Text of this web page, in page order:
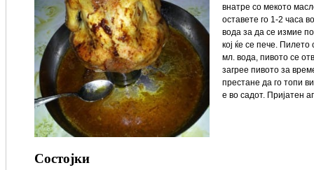
Состојки
внатре со мекото
оставете го 1-2 часа
вода за да се измие
кој ќе се пече.
мл. вода, пивото се
загрее пивото за
престане да го топи
е во садот. Пријатен